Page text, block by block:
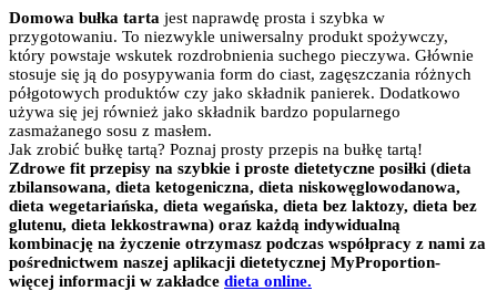
Domowa bułka tarta jest naprawdę prosta i szybka w
przygotowaniu. To niezwykle uniwersalny produkt spożywczy,
który powstaje wskutek rozdrobnienia suchego pieczywa. Głównie
stosuje się ją do posypywania form do ciast, zagęszczania różnych
półgotowych produktów czy jako składnik panierek. Dodatkowo
używa się jej również jako składnik bardzo popularnego
zasmażanego sosu z masłem.
Jak zrobić bułkę tartą? Poznaj prosty przepis na bułkę tartą!
Zdrowe fit przepisy na szybkie i proste dietetyczne posiłki (dieta
zbilansowana, dieta ketogeniczna, dieta niskowęglowodanowa,
dieta wegetariańska, dieta wegańska, dieta bez laktozy, dieta bez
glutenu, dieta lekkostrawna) oraz każdą indywidualną
kombinację na życzenie otrzymasz podczas współpracy z nami za
pośrednictwem naszej aplikacji dietetycznej MyProportion-
więcej informacji w zakładce dieta online.